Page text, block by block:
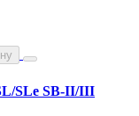
SLe SB-II/III